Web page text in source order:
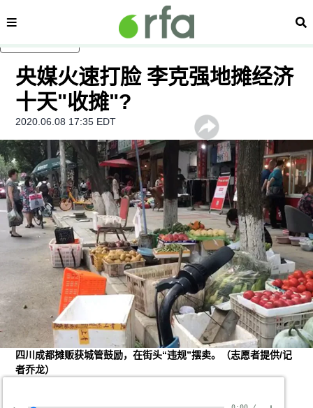
内容分类 搜
央媒火速打脸 李克强地摊经济
十天"收摊"?
2020.06.08 17:35 EDT
四川成都摊贩获城管鼓励，在街头“违规”摆卖。（志愿者提供/记
者乔龙）